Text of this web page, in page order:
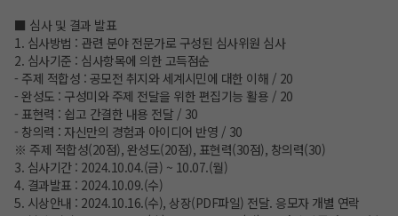
■ 심사 및 결과 발표
1. 심사방법 : 관련 분야 전문가로 구성된 심사위원 심사
2. 심사기준 : 심사항목에 의한 고득점순
- 주제 적합성 : 공모전 취지와 세계시민에 대한 이해 / 20
- 완성도 : 구성미와 주제 전달을 위한 편집기능 활용 / 20
- 표현력 : 쉽고 간결한 내용 전달 / 30
- 창의력 : 자신만의 경험과 아이디어 반영 / 30
※ 주제 적합성(20점), 완성도(20점), 표현력(30점), 창의력(30)
3. 심사기간 : 2024.10.04.(금) ~ 10.07.(월)
4. 결과발표 : 2024.10.09.(수)
5. 시상안내 : 2024.10.16.(수), 상장(PDF파일) 전달. 응모자 개별 연락